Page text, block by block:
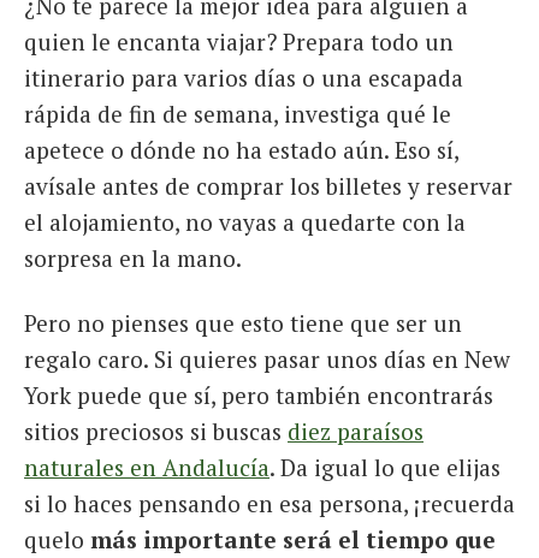
quien le encanta viajar? Prepara todo un
itinerario para varios días o una escapada
rápida de fin de semana, investiga qué le
apetece o dónde no ha estado aún. Eso sí,
avísale antes de comprar los billetes y reservar
el alojamiento, no vayas a quedarte con la
sorpresa en la mano.
Pero no pienses que esto tiene que ser un
regalo caro. Si quieres pasar unos días en New
York puede que sí, pero también encontrarás
sitios preciosos si buscas diez paraísos
naturales en Andalucía. Da igual lo que elijas
si lo haces pensando en esa persona, ¡recuerda
quelo más importante será el tiempo que